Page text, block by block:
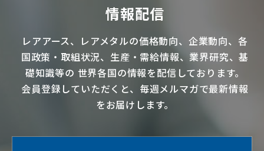
情報配信
レアアース、 レアメタルの価格動向、企業動向、各
国政策・取組状況、生産・需給情報、業界研究、基
礎知識等の 世界各国の情報を配信 しております。
会員登録していただくと、毎週メルマガで最新情報
をお届けします。